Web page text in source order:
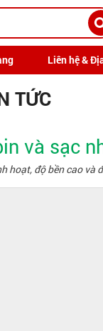
Liên hệ &
TỨC
và sạc
độ bền cao và